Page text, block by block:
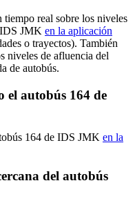
tiempo real sobre los niveles
JMK en la aplicación
o trayectos). También
niveles de afluencia del
de autobús.
el autobús 164 de
164 de IDS JMK en la
del autobús